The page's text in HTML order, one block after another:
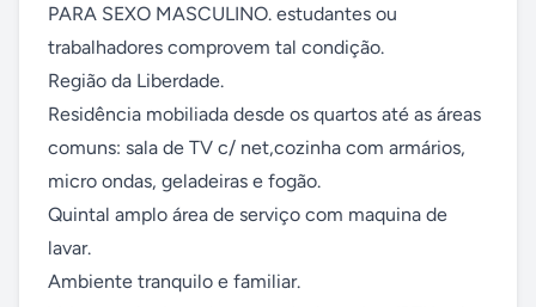
PARA SEXO MASCULINO. estudantes ou
trabalhadores comprovem tal condição.
Região da Liberdade.
Residência mobiliada desde os quartos até as áreas
comuns: sala de TV c/ net,cozinha com armários,
micro ondas, geladeiras e fogão.
Quintal amplo área de serviço com maquina de
lavar.
Ambiente tranquilo e familiar.